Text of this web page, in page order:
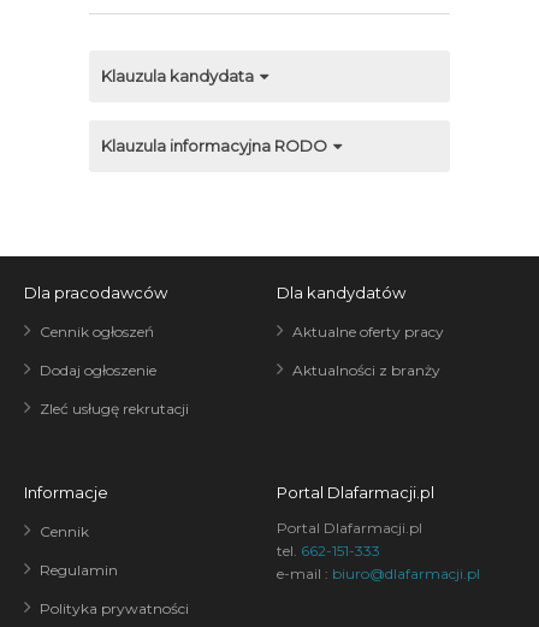
Klauzula kandydata
Klauzula informacyjna RODO
Dla pracodawców
Cennik ogłoszeń
Dodaj ogłoszenie
Zleć usługę rekrutacji
Dla kandydatów
Aktualne oferty pracy
Aktualności z branży
Informacje
Cennik
Regulamin
Polityka prywatności
Portal Dlafarmacji.pl
Portal Dlafarmacji.pl
tel. 662-151-333
e-mail : biuro@dlafarmacji.pl